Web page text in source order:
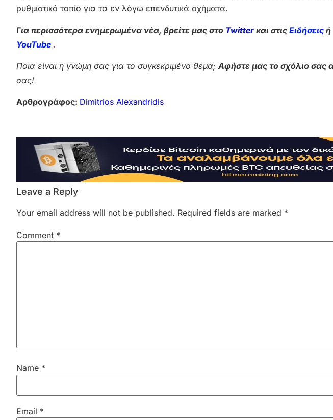
ρυθμιστικό τοπίο για τα εν λόγω επενδυτικά οχήματα.
Για περισσότερα ενημερωμένα νέα, βρείτε μας στο Twitter και στις Ειδήσεις ή
YouTube .
Ποια είναι η γνώμη σας για το συγκεκριμένο θέμα;Αφήστε μας το σχόλιο σας
σας!
Αρθρογράφος: Dimitrios Alexandridis
Leave a Reply
Your email address will not be published. Required fields are marked *
Comment *
Name *
Email *